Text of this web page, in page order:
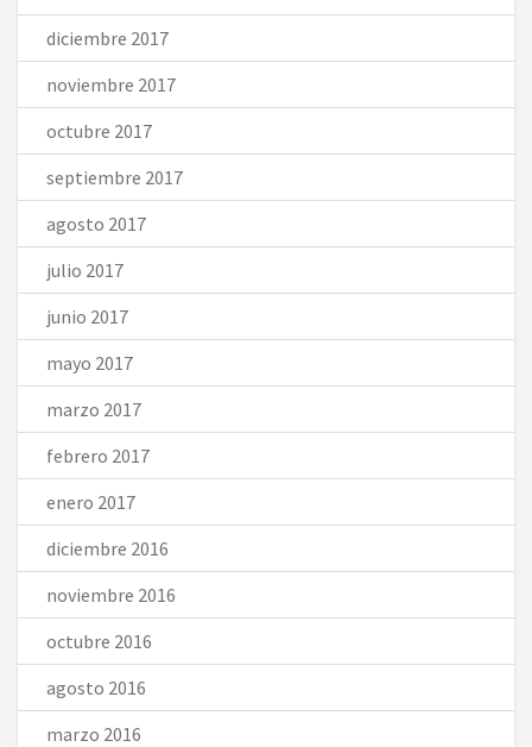
diciembre 2017
noviembre 2017
octubre 2017
septiembre 2017
agosto 2017
julio 2017
junio 2017
mayo 2017
marzo 2017
febrero 2017
enero 2017
diciembre 2016
noviembre 2016
octubre 2016
agosto 2016
marzo 2016